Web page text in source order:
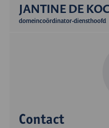
JANTINE DE
domeincoördinator-diensthoofd
Contact